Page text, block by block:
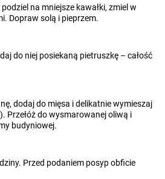
na mniejsze kawałki, zmiel w
Dopraw solą i pieprzem.
do niej posiekaną pietruszkę – całość
dodaj do mięsa i delikatnie wymieszaj
Przełóż do wysmarowanej oliwą i
budyniowej.
Przed podaniem posyp obficie